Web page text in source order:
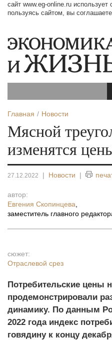
сайт www.eg-online.ru использует
пользуясь сайтом, вы
Главная Новости
Мясной
изменятся
27.12.2022 | Новости |
автор:
Евгения Скопинцева
заместитель главного
сюжет:
Отраслевой срез
Потребительские цены
продемонстрировали
динамику. По данным
2022 года индекс
говядину к концу